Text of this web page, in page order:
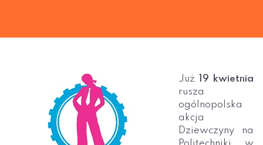
Już
19 kwietnia
rusza
ogólnopolska
akcja
Dziewczyny na